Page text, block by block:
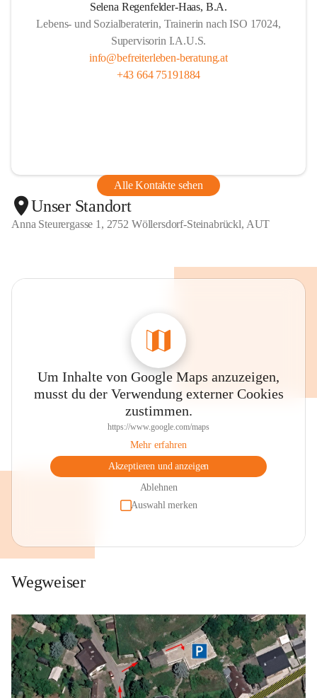
Selena Regenfelder-Haas, B.A.
Lebens- und Sozialberaterin, Trainerin nach ISO 17024,
Supervisorin I.A.U.S.
info@befreiterleben-beratung.at
+43 664 75191884
Alle Kontakte sehen
Unser Standort
Anna Steurergasse 1, 2752 Wöllersdorf-Steinabrückl, AUT
Um Inhalte von Google Maps anzuzeigen,
musst du der Verwendung externer Cookies
zustimmen.
https://www.google.com/maps
Mehr erfahren
Akzeptieren und anzeigen
Ablehnen
Auswahl merken
Wegweiser